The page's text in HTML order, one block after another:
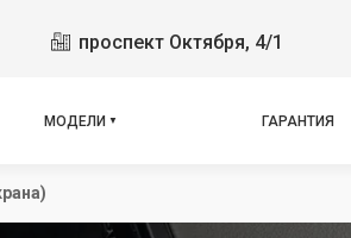
проспект Октября, 4/1
МОДЕЛИ ГАРАНТИЯ